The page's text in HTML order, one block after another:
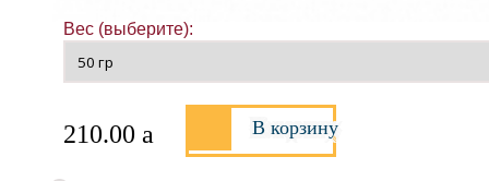
Вес (выберите):
210.00 a В корзину